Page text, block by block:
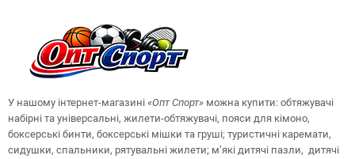
У нашому інтернет-магазині «ОптСпорт» можна купити: обтяжувачі
набірні та універсальні, жилети-обтяжувачі, пояси для кімоно,
боксерські бинти, боксерські мішки та груші; туристичні каремати,
сидушки, спальники, рятувальні жилети; м’які дитячі пазли, дитячі